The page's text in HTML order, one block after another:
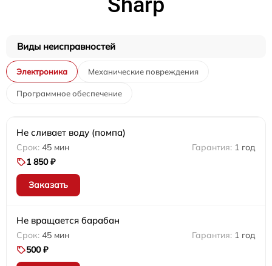
Виды неисправностей
Электроника Механические повреждения
Программное обеспечение
Не сливает воду (помпа)
45 мин
1 год
1 850 ₽
Заказать
Не вращается барабан
45 мин
1 год
500 ₽